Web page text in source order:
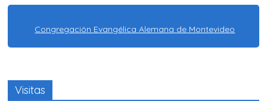
Congregación Evangélica Alemana de Montevideo
Visitas